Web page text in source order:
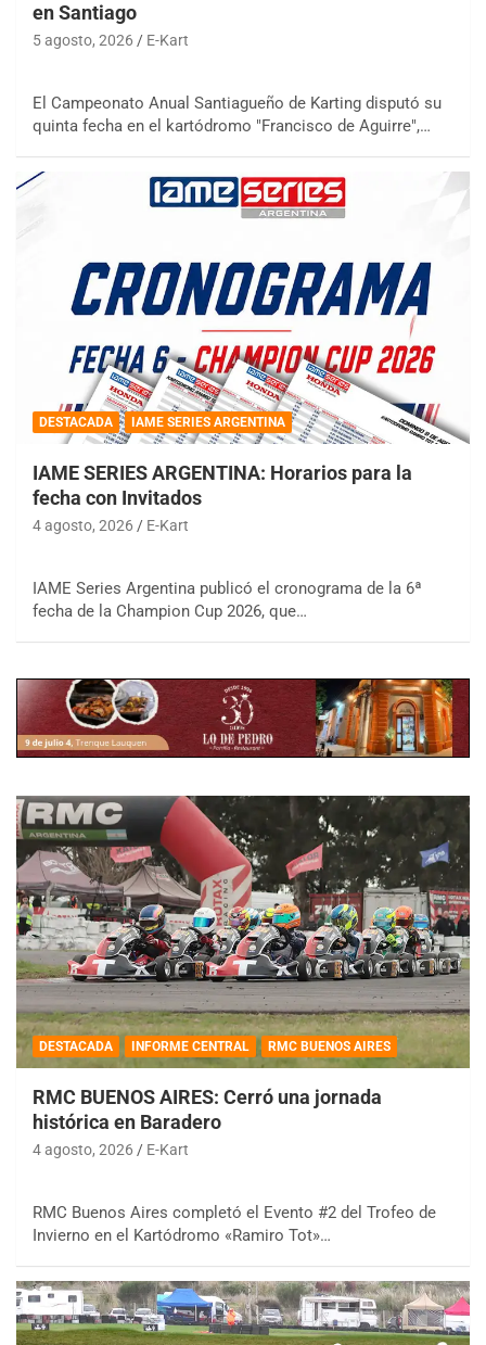
en Santiago
5 agosto, 2026 E-Kart
El Campeonato Anual Santiagueño de Karting disputó su
quinta fecha en el kartódromo "Francisco de Aguirre",…
DESTACADA IAME SERIES ARGENTINA
IAME SERIES ARGENTINA: Horarios para la
fecha con Invitados
4 agosto, 2026 E-Kart
IAME Series Argentina publicó el cronograma de la 6ª
fecha de la Champion Cup 2026, que…
DESTACADA INFORME CENTRAL RMC BUENOS AIRES
RMC BUENOS AIRES: Cerró una jornada
histórica en Baradero
4 agosto, 2026 E-Kart
RMC Buenos Aires completó el Evento #2 del Trofeo de
Invierno en el Kartódromo «Ramiro Tot»…